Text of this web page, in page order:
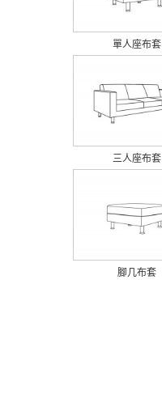
單人座布套
三人座布套
腳几布套